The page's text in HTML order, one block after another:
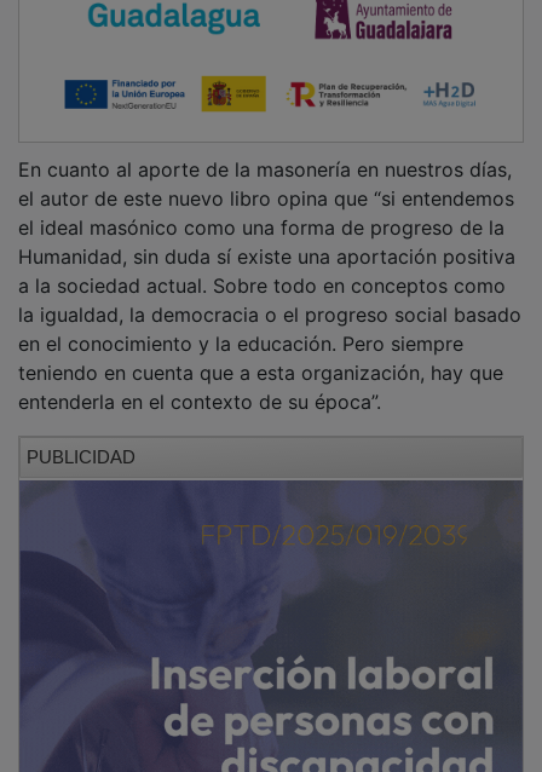
el autor de este nuevo libro opina que “si entendemos
el ideal masónico como una forma de progreso de la
Humanidad, sin duda sí existe una aportación positiva
a la sociedad actual. Sobre todo en conceptos como
la igualdad, la democracia o el progreso social basado
en el conocimiento y la educación. Pero siempre
teniendo en cuenta que a esta organización, hay que
entenderla en el contexto de su época”.